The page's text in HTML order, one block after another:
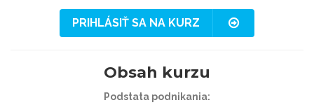
PRIHLÁSIŤ SA NA KURZ
Obsah kurzu
Podstata podnikania: